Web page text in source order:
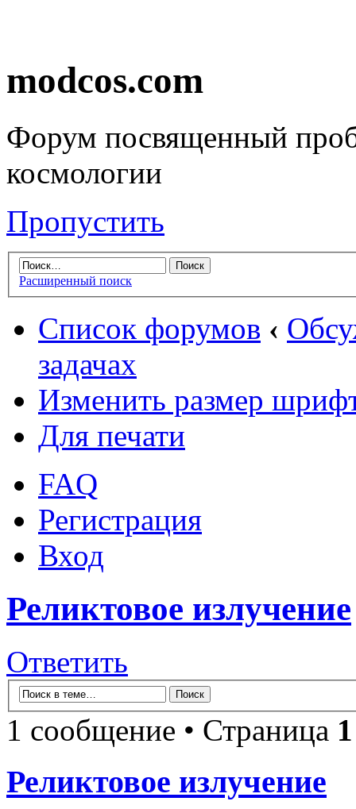
modcos.com
Форум посвященный
космологии
Пропустить
Расширенный поиск
Список форумов ‹
задачах
Изменить размер
Для печати
FAQ
Регистрация
Вход
Реликтовое излучение
Ответить
1 сообщение • Страница 1
Реликтовое излучение